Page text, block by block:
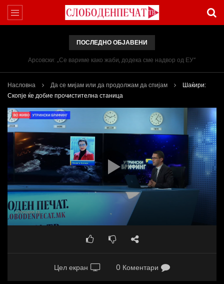
ПОСЛЕДНО ОБЈАВЕНИ
Арсовски: „Се вариме како жаби, додека сме надвор од ЕУ“
Насловна Да се мијам или да продолжам да спијам
Шаќири:
Скопје ќе добие прочистителна станица
Цел екран 0 Коментари